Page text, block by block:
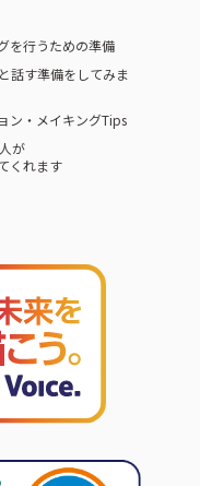
を行うための準備
話す準備をしてみま
ン・メイキングTips
が
くれます